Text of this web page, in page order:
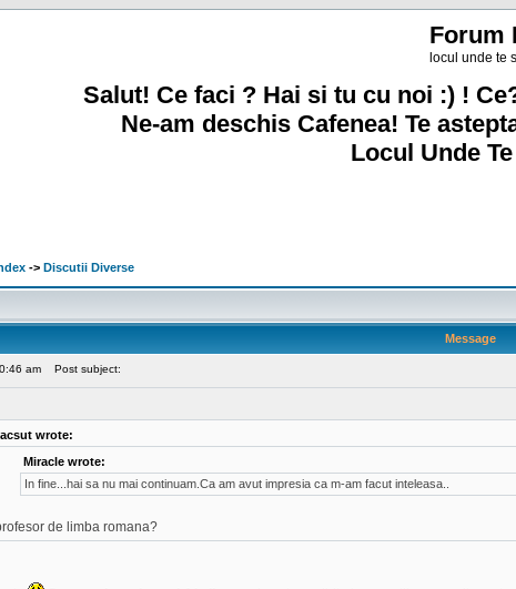
Forum
locul unde te
Salut! Ce faci ? Hai si tu cu noi :) !
Ne-am deschis Cafenea! Te
Locul Unde
-> Discutii Diverse
Message
am Post subject:
wrote:
Miracle wrote:
In fine...hai sa nu mai continuam.Ca am avut impresia ca m-am facut inteleasa..
de limba romana?